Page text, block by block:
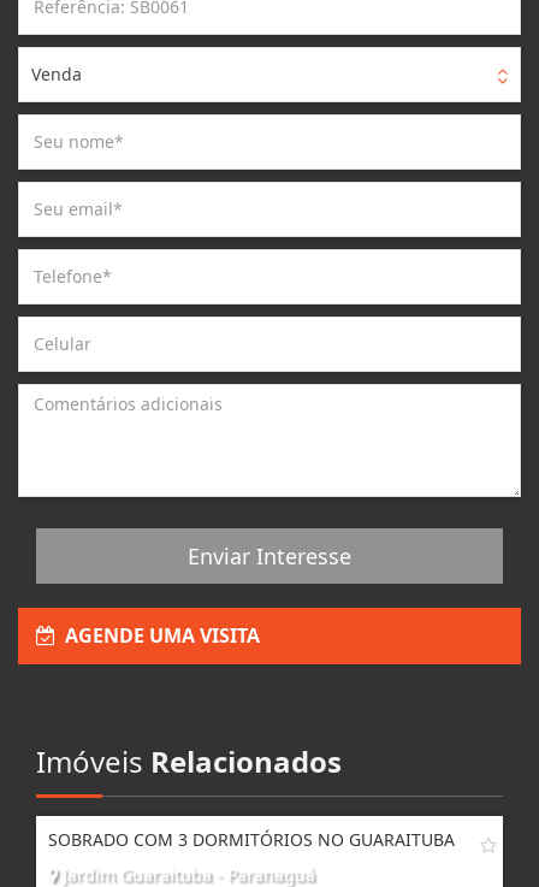
Venda
Enviar Interesse
AGENDE UMA VISITA
Imóveis Relacionados
SOBRADO COM 3 DORMITÓRIOS NO GUARAITUBA
Jardim Guaraituba - Paranaguá